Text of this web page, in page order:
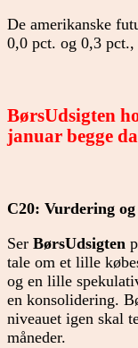
De amerikanske
0,0 pct. og 0,3 pct.,
BørsUdsigten
januar begge
C20: Vurdering
Ser BørsUdsigten
tale om et lille
og en lille
en konsolidering.
niveauet igen skal
måneder.